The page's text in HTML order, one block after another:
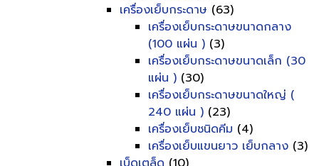
เครื่องเย็บกระดาษ (63)
เครื่องเย็บกระดาษขนาดกลาง
(100 แผ่น ) (3)
เครื่องเย็บกระดาษขนาดเล็ก (30
แผ่น ) (30)
เครื่องเย็บกระดาษขนาดใหญ่ (
240 แผ่น ) (23)
เครื่องเย็บชนิดคีม (4)
เครื่องเย็บแขนยาว เย็บกลาง (3)